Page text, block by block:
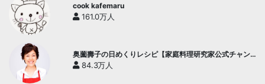
cook kafemaru
161.0万人
奥薗壽子の日めくりレシピ【家庭料理研究家公式チャン
ネル】
84.3万人